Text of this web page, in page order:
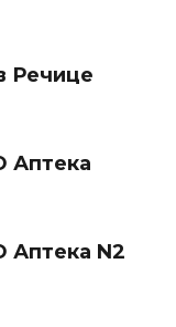
Речице
Аптека
N2